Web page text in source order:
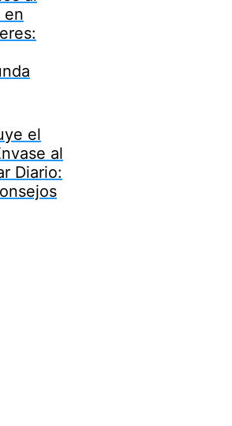
en
el
al
Diario: